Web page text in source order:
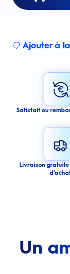
Ajouter à
I agree
By signing up for
communications
to send you email
personal data as
consent or manage
Satisfait ou
Livraison
Un